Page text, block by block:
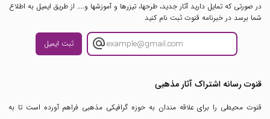
در صورتی که تمایل دارید آثار جدید، طرحها، تیزرها و آموزشها و.... از طریق ایمیل به اطلاع
شما برسد در خبرنامه قنوت ثبت نام کنید
ثبت ایمیل
قنوت رسانه اشتراک آثار مذهبی
قنوت محیطی را برای علاقه مندان به حوزه گرافیکی مذهبی فراهم آورده است تا به